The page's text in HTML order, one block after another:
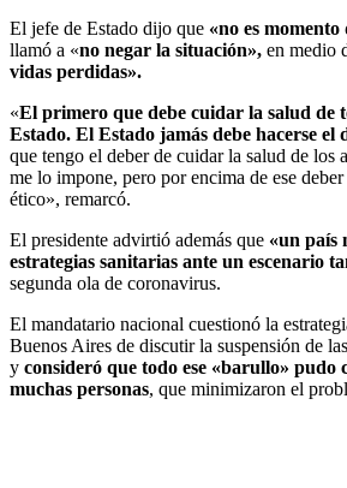
El jefe de Estado dijo que «no es momento
llamó a «no negar la situación», en medio
vidas perdidas».
«El primero que debe cuidar la salud de
Estado. El Estado jamás debe hacerse el
que tengo el deber de cuidar la salud de los
me lo impone, pero por encima de ese
ético», remarcó.
El presidente advirtió además que «un país
estrategias sanitarias ante un escenario
segunda ola de coronavirus.
El mandatario nacional cuestionó la
Buenos Aires de discutir la suspensión de
y consideró que todo ese «barullo» pudo
muchas personas, que minimizaron el